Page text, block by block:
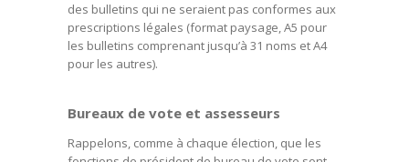
des bulletins qui ne seraient pas conformes aux
prescriptions légales (format paysage, A5 pour
les bulletins comprenant jusqu’à 31 noms et A4
pour les autres).
Bureaux de vote et assesseurs
Rappelons, comme à chaque élection, que les